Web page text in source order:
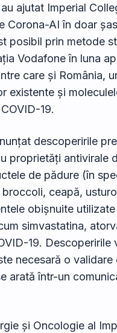
ajutat Imperial
AI în doar
posibil prin metode
Vodafone în luna
care și România,
existente și
19.
descoperirile
proprietăți antivirale
de pădure (în
ceapă,
obișnuite
simvastatina,
19. Descoperirile
necesară o validare
arată într-un
și Oncologie al